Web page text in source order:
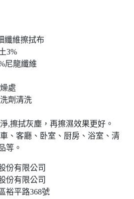
纖維擦拭布
3%
尼龍纖維
處
劑清洗
,擦拭灰塵，再擦濕效果更好。
、客廳、卧室、厨房、浴室、清
等。
份有限公司
份有限公司
裕平路368號